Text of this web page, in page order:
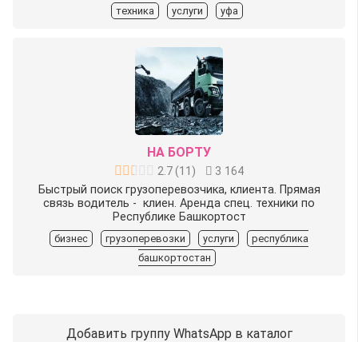
техника услуги уфа
НА БОРТУ
2.7(11 )
3 164
Быстрый поиск грузоперевозчика, клиента. Прямая
связь водитель - клиен. Аренда спец. техники по
Республике Башкортост
бизнес грузоперевозки услуги
республика
башкортостан
Добавить группу WhatsApp в каталог